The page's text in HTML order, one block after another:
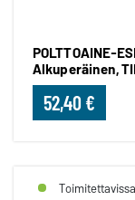
POLTTOAINE-
Alkuperäinen,
52,40 €